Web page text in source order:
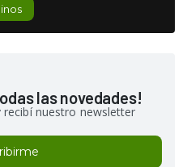
las novedades!
recibí nuestro newsletter